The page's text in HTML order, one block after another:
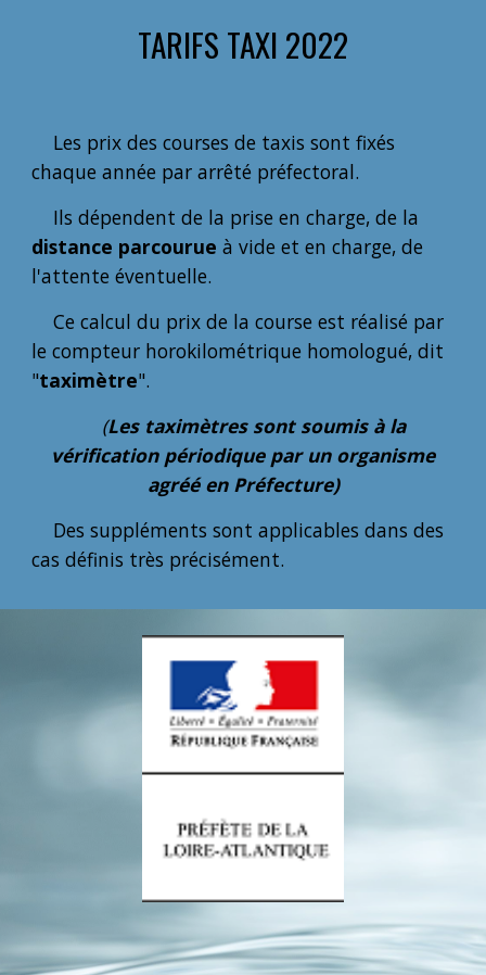
TARIFS TAXI 2022
Les prix des courses de taxis sont fixés
chaque année par arrêté préfectoral.
Ils dépendent de la prise en charge, de la
distance parcourue à vide et en charge, de
l'attente éventuelle.
Ce calcul du prix de la course est réalisé par
le compteur horokilométrique homologué, dit
"taximètre".
(Les taximètres sont soumis à la
vérification périodique par un organisme
agréé en Préfecture)
Des suppléments sont applicables dans des
cas définis très précisément.